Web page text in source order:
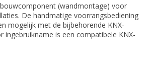
(wandmontage) voor
De handmatige voorrangsbediening
mogelijk met de bijbehorende KNX-
ingebruikname is een compatibele KNX-